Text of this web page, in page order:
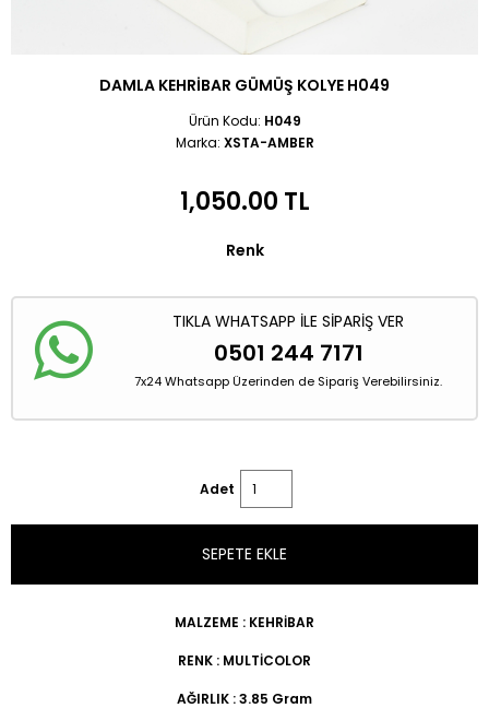
DAMLA KEHRIBAR GÜMÜŞ KOLYE H049
Ürün Kodu: H049
Marka: XSTA-AMBER
1,050.00 TL
Renk
TIKLA WHATSAPP İLE SİPARİŞ VER
0501 244 7171
7x24 Whatsapp Üzerinden de Sipariş Verebilirsiniz.
Adet
SEPETE EKLE
MALZEME : KEHRİBAR
RENK : MULTİCOLOR
AĞIRLIK : 3.85 Gram